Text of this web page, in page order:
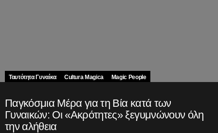
Ταυτότητα Γυναίκα Cultura Magica Magic People
Παγκόσμια Μέρα για τη Βία κατά των
Γυναικών: Οι «Ακρότητες» ξεγυμνώνουν όλη
την αλήθεια